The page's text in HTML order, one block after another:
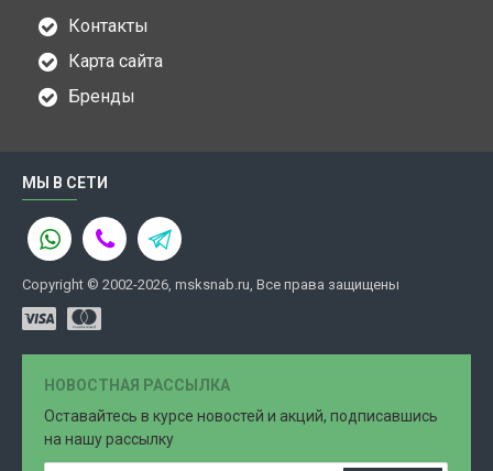
Контакты
Карта сайта
Бренды
МЫ В СЕТИ
Copyright © 2002-2026, msksnab.ru, Все права защищены
НОВОСТНАЯ РАССЫЛКА
Оставайтесь в курсе новостей и акций, подписавшись
на нашу рассылку